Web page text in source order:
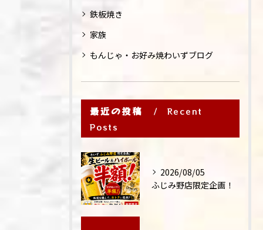
鉄板焼き
家族
もんじゃ・お好み焼わいずブログ
最近の投稿
Recent
Posts
2026/08/05
ふじみ野店限定企画！